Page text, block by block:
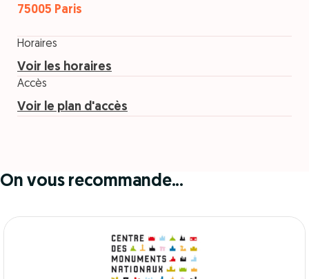
75005 Paris
Horaires
Voir les horaires
Accès
Voir le plan d'accès
On vous recommande...